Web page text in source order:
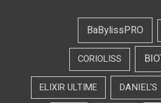
BaBylissPRO
CORIOLISS
DANIEL'S
ELIXIR ULTIME